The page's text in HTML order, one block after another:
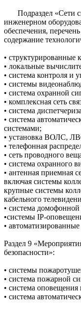
Подраздел «Сети
инженерном
обеспечения,
содержание
• структурированные
• локальные
• система контроля и
• системы
• система охранной
• комплексная сеть
• система
• система
системами;
• установка ВОЛС,
• телефонная
• сеть проводного
• система охранного
• антенная приемная
включая системы
крупные системы
кабельного
• система домофонной
•системы IP-
•
Раздел 9
безопасности»:
• системы
• система пожарной
• система
• система